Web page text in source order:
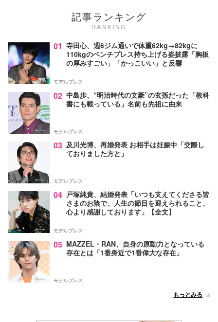
記事ランキング
RANKING
01 寺田心、週6ジム通いで体重62kg→82kgに
110kgのベンチプレス持ち上げる姿披露「胸板
の厚みすごい」「かっこいい」と反響
モデルプレス
02 中島歩、“明治時代の文豪”の玄孫だった「教科
書にも載っている」名前も先祖に由来
モデルプレス
03 及川光博、再婚発表 お相手は妊娠中「交際し
ておりました方と」
モデルプレス
04 戸塚純貴、結婚発表「いつも支えてくださる皆
さまのお陰で、人生の節目を迎えられること、
心より感謝しております」【全文】
モデルプレス
05 MAZZEL・RAN、自身の原動力となっている
存在とは「1番身近で1番偉大な存在」
モデルプレス
もっとみる